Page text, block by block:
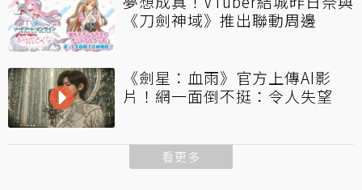
《刀劍神域》推出聯動周邊
《劍星：血雨》官方上傳AI影
片！網一面倒不挺：令人失望
看更多